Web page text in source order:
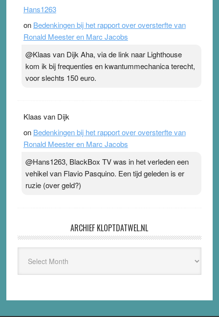
Hans1263
on Bedenkingen bij het rapport over oversterfte van
Ronald Meester en Marc Jacobs
@Klaas van Dijk Aha, via de link naar Lighthouse
kom ik bij frequenties en kwantummechanica terecht,
voor slechts 150 euro.
Klaas van Dijk
on Bedenkingen bij het rapport over oversterfte van
Ronald Meester en Marc Jacobs
@Hans1263, BlackBox TV was in het verleden een
vehikel van Flavio Pasquino. Een tijd geleden is er
ruzie (over geld?)
ARCHIEF KLOPTDATWEL.NL
Kloptdatwel.nl